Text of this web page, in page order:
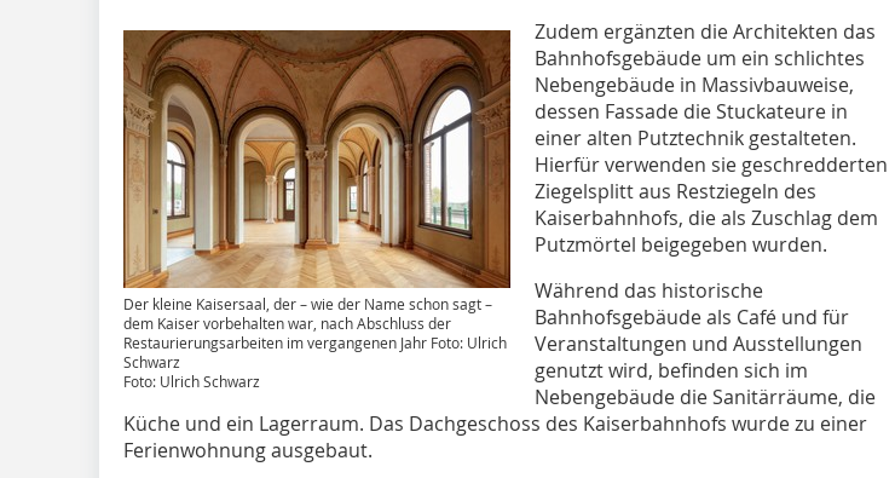
Der kleine Kaisersaal, der – wie der Name schon sagt –
dem Kaiser vorbehalten war, nach Abschluss der
Restaurierungsarbeiten im vergangenen Jahr Foto: Ulrich
Schwarz
Foto: Ulrich Schwarz
Zudem ergänzten die Architekten das
Bahnhofsgebäude um ein schlichtes
Nebengebäude in Massivbauweise,
dessen Fassade die Stuckateure in
einer alten Putztechnik gestalteten.
Hierfür verwenden sie geschredderten
Ziegelsplitt aus Restziegeln des
Kaiserbahnhofs, die als Zuschlag dem
Putzmörtel beigegeben wurden.
Während das historische
Bahnhofsgebäude als Café und für
Veranstaltungen und Ausstellungen
genutzt wird, befinden sich im
Nebengebäude die Sanitärräume, die
Küche und ein Lagerraum. Das Dachgeschoss des Kaiserbahnhofs wurde zu einer
Ferienwohnung ausgebaut.